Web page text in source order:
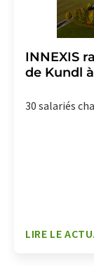
INNEXIS
de Kundl
30 salariés
LIRE LE